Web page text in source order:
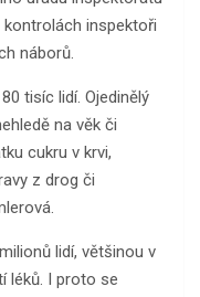
kontrolách inspektoři
náborů.
tisíc lidí. Ojedinělý
na věk či
cukru v krvi,
z drog či
lidí, většinou v
léků. I proto se